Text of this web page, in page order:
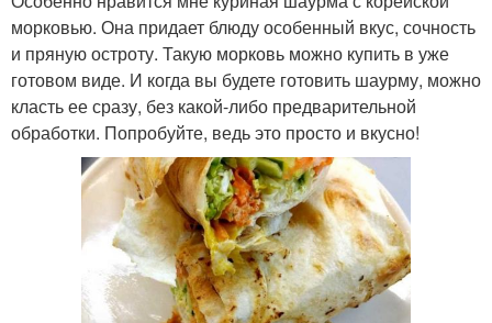
морковью. Она придает блюду особенный вкус, сочность
и пряную остроту. Такую морковь можно купить в уже
готовом виде. И когда вы будете готовить шаурму, можно
класть ее сразу, без какой-либо предварительной
обработки. Попробуйте, ведь это просто и вкусно!